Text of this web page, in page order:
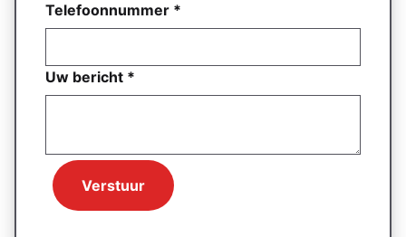
Telefoonnummer *
Uw bericht *
Verstuur